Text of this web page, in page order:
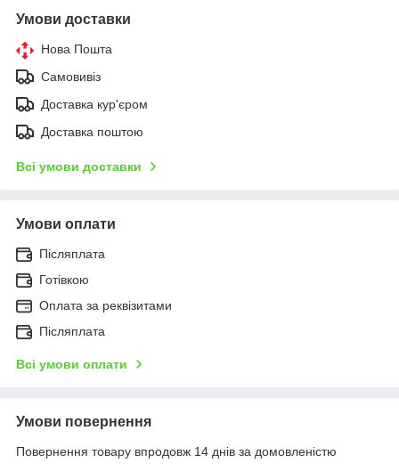
Умови доставки
Нова Пошта
Самовивіз
Доставка кур'єром
Доставка поштою
Всі умови доставки
Умови оплати
Післяплата
Готівкою
Оплата за реквізитами
Післяплата
Всі умови оплати
Умови повернення
Повернення товару впродовж 14 днів за домовленістю